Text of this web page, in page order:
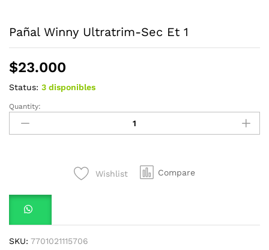
Pañal Winny Ultratrim-Sec Et 1
$23.000
Status: 3 disponibles
Pañal
Winny
Ultratrim-
Quantity:
Wishlist Compare
SKU: 7701021115706